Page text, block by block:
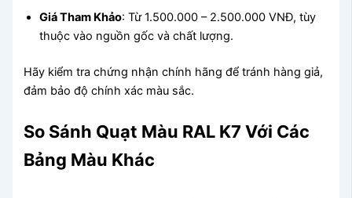
Giá Tham Khảo: Từ 1.500.000 – 2.500.000 VNĐ, tùy
thuộc vào nguồn gốc và chất lượng.
Hãy kiểm tra chứng nhận chính hãng để tránh hàng giả,
đảm bảo độ chính xác màu sắc.
So Sánh Quạt Màu RAL K7 Với Các
Bảng Màu Khác